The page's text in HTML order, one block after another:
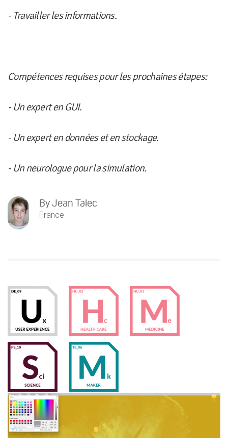
- Travailler les informations.
Compétences requises pour les prochaines étapes:
- Un expert en GUI.
- Un expert en données et en stockage.
- Un neurologue pour la simulation.
ByJean Talec
France